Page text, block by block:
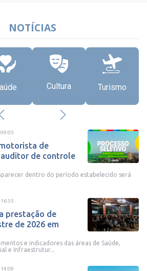
NOTÍCIAS
Cultura Turismo
09:05
de
de controle
dentro do período estabelecido será
16:55
prestação de
de 2026 em
e indicadores das áreas de Saúde,
e Infraestrutur...
14:09